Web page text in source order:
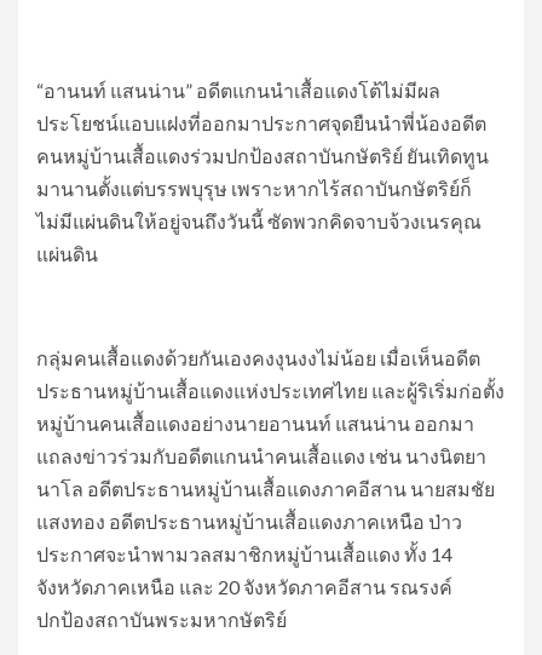
“อานนท์ แสนน่าน” อดีตแกนนำเสื้อแดงโต้ไม่มีผล
ประโยชน์แอบแฝงที่ออกมาประกาศจุดยืนนำพี่น้องอดีต
คนหมู่บ้านเสื้อแดงร่วมปกป้องสถาบันกษัตริย์ ยันเทิดทูน
มานานตั้งแต่บรรพบุรุษ เพราะหากไร้สถาบันกษัตริย์ก็
ไม่มีแผ่นดินให้อยู่จนถึงวันนี้ ซัดพวกคิดจาบจ้วงเนรคุณ
แผ่นดิน
กลุ่มคนเสื้อแดงด้วยกันเองคงงุนงงไม่น้อย เมื่อเห็นอดีต
ประธานหมู่บ้านเสื้อแดงแห่งประเทศไทย และผู้ริเริ่มก่อตั้ง
หมู่บ้านคนเสื้อแดงอย่างนายอานนท์ แสนน่าน ออกมา
แถลงข่าวร่วมกับอดีตแกนนำคนเสื้อแดง เช่น นางนิตยา
นาโล อดีตประธานหมู่บ้านเสื้อแดงภาคอีสาน นายสมชัย
แสงทอง อดีตประธานหมู่บ้านเสื้อแดงภาคเหนือ ป่าว
ประกาศจะนำพามวลสมาชิกหมู่บ้านเสื้อแดง ทั้ง 14
จังหวัดภาคเหนือ และ 20 จังหวัดภาคอีสาน รณรงค์
ปกป้องสถาบันพระมหากษัตริย์